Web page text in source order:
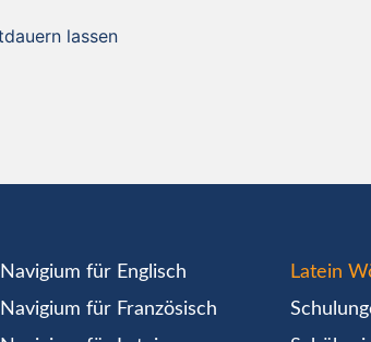
lassen
Navigium für Englisch
Navigium für Französisch
Latein